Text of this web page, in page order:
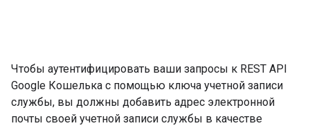
Чтобы аутентифицировать ваши запросы к REST API
Google Кошелька с помощью ключа учетной записи
службы, вы должны добавить адрес электронной
почты своей учетной записи службы в качестве